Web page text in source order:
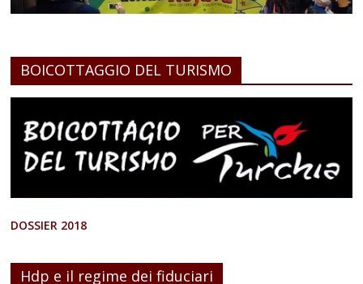
BOICOTTAGGIO DEL TURISMO
DOSSIER 2018
Hdp e il regime dei fiduciari